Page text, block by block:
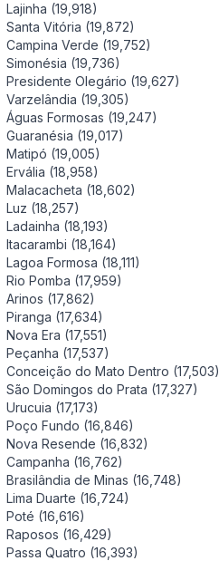
Lajinha (19,918)
Santa Vitória (19,872)
Campina Verde (19,752)
Simonésia (19,736)
Presidente Olegário (19,627)
Varzelândia (19,305)
Águas Formosas (19,247)
Guaranésia (19,017)
Matipó (19,005)
Ervália (18,958)
Malacacheta (18,602)
Luz (18,257)
Ladainha (18,193)
Itacarambi (18,164)
Lagoa Formosa (18,111)
Rio Pomba (17,959)
Arinos (17,862)
Piranga (17,634)
Nova Era (17,551)
Peçanha (17,537)
Conceição do Mato Dentro (17,503)
São Domingos do Prata (17,327)
Urucuia (17,173)
Poço Fundo (16,846)
Nova Resende (16,832)
Campanha (16,762)
Brasilândia de Minas (16,748)
Lima Duarte (16,724)
Poté (16,616)
Raposos (16,429)
Passa Quatro (16,393)